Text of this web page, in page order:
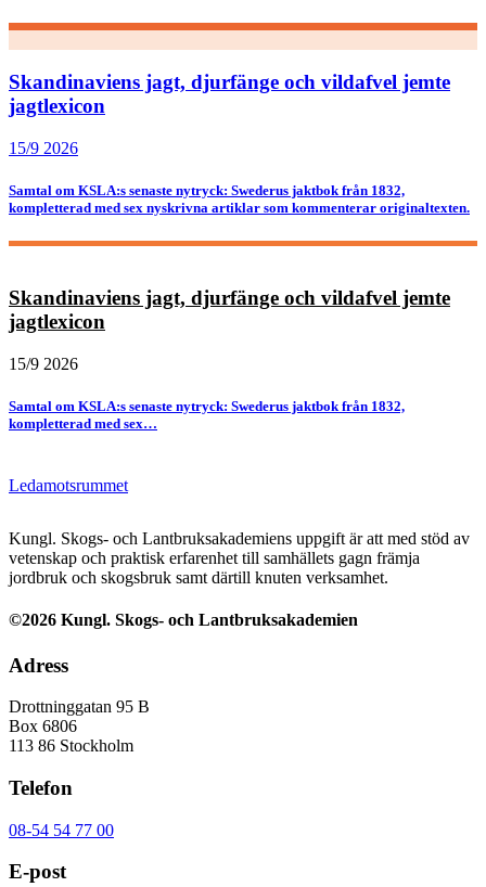
Skandinaviens jagt, djurfänge och vildafvel jemte
jagtlexicon
15/9 2026
Samtal om KSLA:s senaste nytryck: Swederus jaktbok från 1832,
kompletterad med sex nyskrivna artiklar som kommenterar originaltexten.
Skandinaviens jagt, djurfänge och vildafvel jemte
jagtlexicon
15/9 2026
Samtal om KSLA:s senaste nytryck: Swederus jaktbok från 1832,
kompletterad med sex…
Ledamotsrummet
Kungl. Skogs- och Lantbruksakademiens uppgift är att med stöd av
vetenskap och praktisk erfarenhet till samhällets gagn främja
jordbruk och skogsbruk samt därtill knuten verksamhet.
©2026 Kungl. Skogs- och Lantbruksakademien
Adress
Drottninggatan 95 B
Box 6806
113 86 Stockholm
Telefon
08-54 54 77 00
E-post